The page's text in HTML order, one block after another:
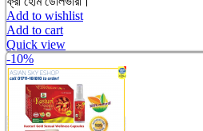
Add to wishlist
Add to cart
Quick view
-10%